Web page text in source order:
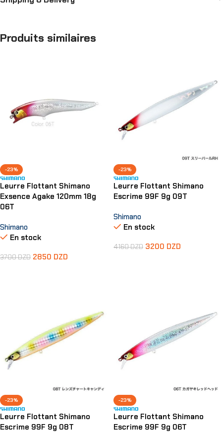
Produits similaires
-23%
Leurre Flottant Shimano
Exsence Agake 120mm 18g
06T
Shimano
En stock
3700DZD 2850 DZD
-23%
Leurre Flottant Shimano
Escrime 99F 9g 09T
Shimano
En stock
4160DZD 3200 DZD
-23%
Leurre Flottant Shimano
Escrime 99F 9g 08T
-23%
Leurre Flottant Shimano
Escrime 99F 9g 06T